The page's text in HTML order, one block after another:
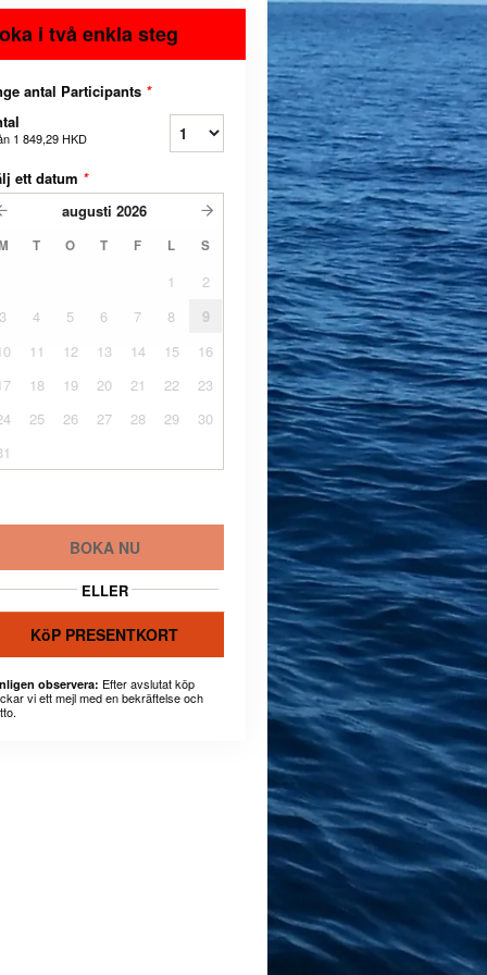
i två enkla steg
antal Participants *
1 849,29 HKD
ett datum *
augusti 2026
T O T F L S
1
2
3
4 5 6 7 8
9
11 12 13 14 15
16
18 19 20 21 22
23
25 26 27 28 29
30
BOKA NU
ELLER
KöP PRESENTKORT
observera: Efter avslutat köp
vi ett mejl med en bekräftelse och